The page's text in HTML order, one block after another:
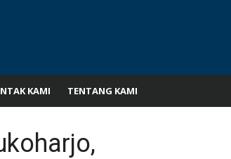
KAMI TENTANG KAMI